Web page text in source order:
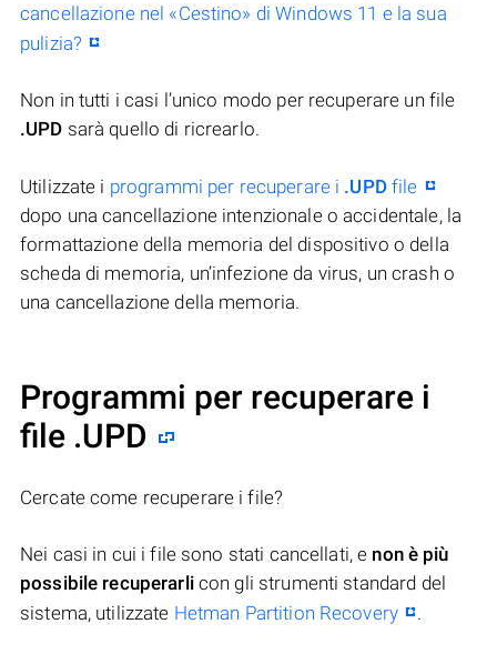
cancellazione nel «Cestino» di Windows 11 e la sua
pulizia?
Non in tutti i casi l’unico modo per recuperare un file
.UPD sarà quello di ricrearlo.
Utilizzate i programmi per recuperare i .UPDfile
dopo una cancellazione intenzionale o accidentale, la
formattazione della memoria del dispositivo o della
scheda di memoria, un’infezione da virus, un crash o
una cancellazione della memoria.
Programmi per recuperare i
file .UPD
Cercate come recuperare i file?
Nei casi in cui i file sono stati cancellati, e non è più
possibile recuperarlicon gli strumenti standard del
sistema, utilizzate Hetman Partition Recovery .